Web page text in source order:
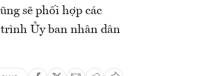
sẽ phối hợp các
Ủy ban nhân dân